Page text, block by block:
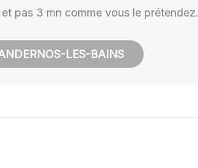
pas 3 mn comme vous le prétendez.
LES-BAINS